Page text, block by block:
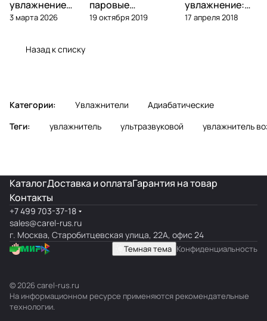
увлажнение
высокого
обзор
3 марта 2026
паровые
увлажнители —
19 октября 2019
увлажнение:
что выбрать
17 апреля 2018
Назад к списку
Категории: Увлажнители
Адиабатические
Теги:
увлажнитель ультразвуковой увлажнитель
КаталогДоставка и оплатаГарантия на товар
Контакты
+7 499 703-37-18
sales@carel-rus.ru
г. Москва, Старобитцевская улица, 22А, офис 24
Темная тема Конфиденциальность
© 2026 carel-rus.ru
На информационном ресурсе применяются рекомендательные
технологии.